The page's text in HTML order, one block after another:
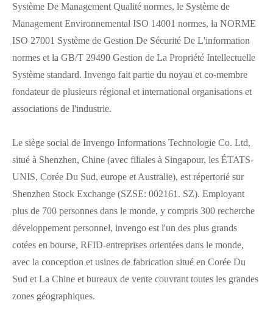
Système De Management Qualité normes, le Système de
Management Environnemental ISO 14001 normes, la NORME
ISO 27001 Système de Gestion De Sécurité De L'information
normes et la GB/T 29490 Gestion de La Propriété Intellectuelle
Système standard. Invengo fait partie du noyau et co-membre
fondateur de plusieurs régional et international organisations et
associations de l'industrie.
Le siège social de Invengo Informations Technologie Co. Ltd,
situé à Shenzhen, Chine (avec filiales à Singapour, les ÉTATS-
UNIS, Corée Du Sud, europe et Australie), est répertorié sur
Shenzhen Stock Exchange (SZSE: 002161. SZ). Employant
plus de 700 personnes dans le monde, y compris 300 recherche
développement personnel, invengo est l'un des plus grands
cotées en bourse, RFID-entreprises orientées dans le monde,
avec la conception et usines de fabrication situé en Corée Du
Sud et La Chine et bureaux de vente couvrant toutes les grandes
zones géographiques.